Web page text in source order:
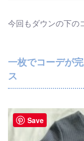
今回もダウンの下の
一枚でコーデが
ス
Save